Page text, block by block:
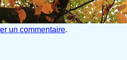
un commentaire.